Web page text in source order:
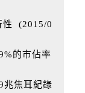
性
(2015/0
的市佔率
兆焦耳紀錄